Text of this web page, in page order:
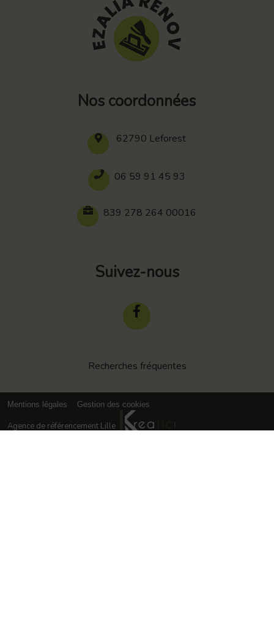
Nos coordonnées
62790 Leforest
06 59 91 45 93
839 278 264 00016
Suivez-nous
Recherches fréquentes
Mentions légales Gestion des cookies
Agence de référencement Lille